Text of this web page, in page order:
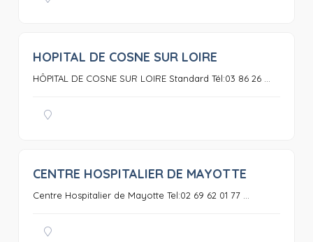
HOPITAL DE COSNE SUR LOIRE
HÔPITAL DE COSNE SUR LOIRE Standard Tél:03 86 26 ...
CENTRE HOSPITALIER DE MAYOTTE
Centre Hospitalier de Mayotte Tel:02 69 62 01 77 ...